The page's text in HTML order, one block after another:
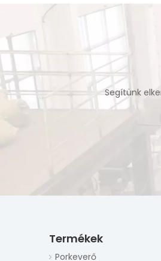
Segítünk
Termékek
Porkeverő